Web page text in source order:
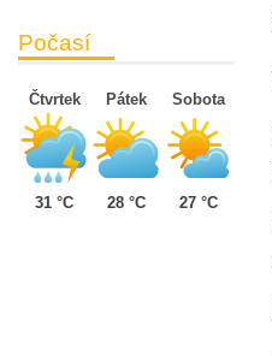
Počasí
Čtvrtek
31 °C
Pátek
28 °C
Sobota
27 °C